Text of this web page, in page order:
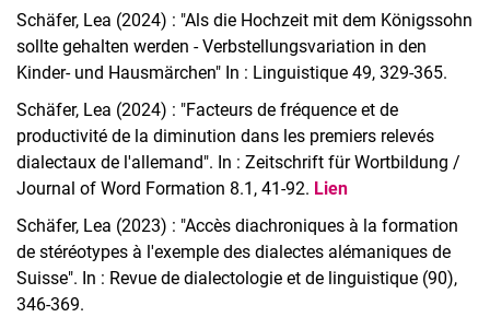
Schäfer, Lea (2024) : "Als die Hochzeit mit dem Königssohn
sollte gehalten werden - Verbstellungsvariation in den
Kinder- und Hausmärchen" In : Linguistique 49, 329-365.
Schäfer, Lea (2024) : "Facteurs de fréquence et de
productivité de la diminution dans les premiers relevés
dialectaux de l'allemand". In : Zeitschrift für Wortbildung /
Journal of Word Formation 8.1, 41-92. Lien
Schäfer, Lea (2023) : "Accès diachroniques à la formation
de stéréotypes à l'exemple des dialectes alémaniques de
Suisse". In : Revue de dialectologie et de linguistique (90),
346-369.